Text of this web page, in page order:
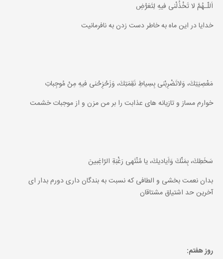
اَللّـهُمَّ لا تَخْذُلْنى فيهِ لِتَعَرُّضِ
خدايا در اين ماه به خاطر دست زدن به نافرمانيت
مَعْصِيَتِكَ، وَلاتَضْرِبْنى بِسِياطِ نَقِمَتِكَ، وَزَحْزِحْنى فيهِ مِنْ مُوجِباتِ
خوارم مساز و تازيانه هاى عذابت را بر من مزن و از موجبات خشمت
سَخَطِكَ، بِمَنِّكَ وَاَياديكَ، يا مُنْتَهى رَغْبَةِ الرّاغِبينَ
بدان نعمت بخشى و الطافى كه نسبت به بندگان دارى دورم بدار اى
آخرين حد اشتياق مشتاقان
روز هفتم: